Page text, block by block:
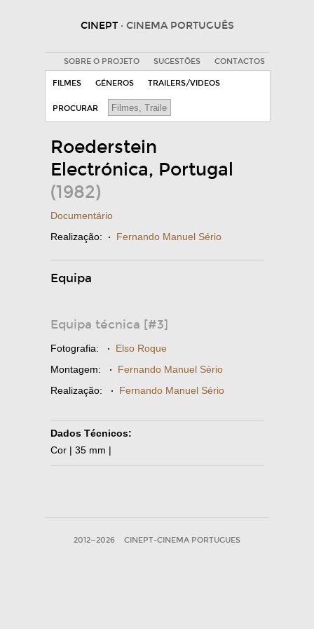
CINEPT · CINEMA PORTUGUÊS
SOBRE O PROJETO SUGESTÕES CONTACTOS
FILMES GÉNEROS TRAILERS/VIDEOS
PROCURAR
Roederstein
Electrónica, Portugal
(1982)
Documentário
Realização: · Fernando Manuel Sério
Equipa
Equipa técnica [#3]
Fotografia: · Elso Roque
Montagem: · Fernando Manuel Sério
Realização: · Fernando Manuel Sério
Dados Técnicos:
Cor | 35 mm |
2012—2026 CINEPT-CINEMA PORTUGUES